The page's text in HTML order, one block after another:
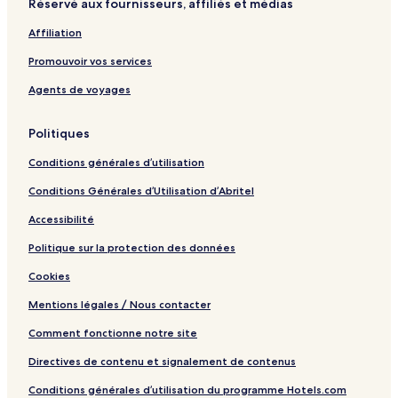
L
h
s
lc
c
b
y
I
H
r
&
S
p
a
r
o
n
S
a
K
y
a
a
e
o
r
t
o
a
d
K
e
y
e
c
h
Réservé aux fournisseurs, affiliés et médias
Affiliation
Promouvoir vos services
Agents de voyages
Politiques
Conditions générales d’utilisation
Conditions Générales d’Utilisation d’Abritel
Accessibilité
Politique sur la protection des données
Cookies
Mentions légales / Nous contacter
Comment fonctionne notre site
Directives de contenu et signalement de contenus
Conditions générales d’utilisation du programme Hotels.com